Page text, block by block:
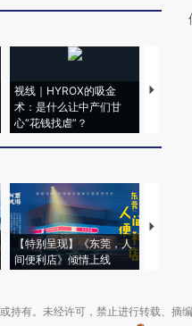
视线｜HYROX的吸金
术：是什么让中产们甘
心“花钱找虐”？
马航飞
【特别呈现】《东莞，人
间便利店》倾情上线
【推广
有。未经许可，禁止进行转载、摘